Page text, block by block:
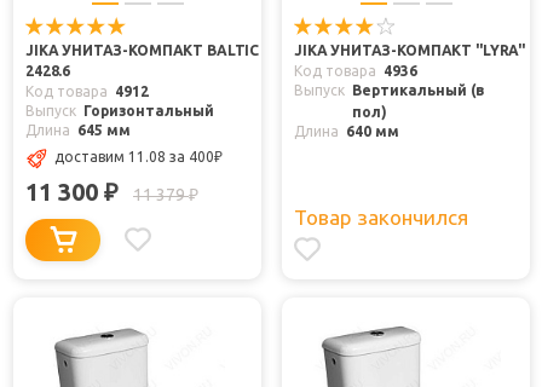
JIKA УНИТАЗ-КОМПАКТ BALTIC
2428.6
Код товара
4912
Выпуск Горизонтальный
Длина
645 мм
доставим 11.08 за 400₽
11 300 ₽ 11 379₽
JIKA УНИТАЗ-КОМПАКТ "LYRA"
Код товара
4936
Выпуск Вертикальный (в
пол)
Длина
640 мм
Товар закончился